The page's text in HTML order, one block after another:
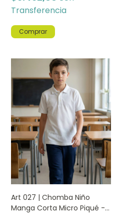
Transferencia
Comprar
Art 027 | Chomba Niño
Manga Corta Micro Piqué -